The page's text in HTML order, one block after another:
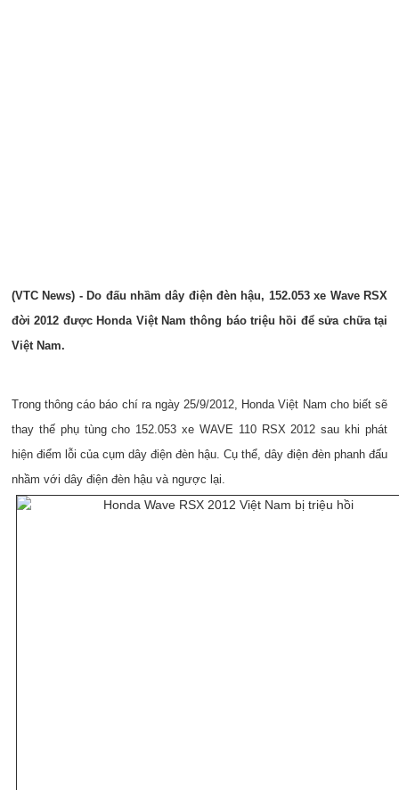
(VTC News) - Do đấu nhầm dây điện đèn hậu, 152.053 xe Wave RSX
đời 2012 được Honda Việt Nam thông báo triệu hồi để sửa chữa tại
Việt Nam.
Trong thông cáo báo chí ra ngày 25/9/2012, Honda Việt Nam cho biết sẽ
thay thế phụ tùng cho 152.053 xe WAVE 110 RSX 2012 sau khi phát
hiện điểm lỗi của cụm dây điện đèn hậu. Cụ thể, dây điện đèn phanh đấu
nhầm với dây điện đèn hậu và ngược lại.